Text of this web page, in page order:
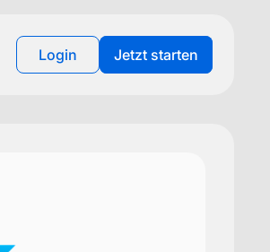
Login Jetzt starten